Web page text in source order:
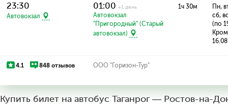
23:30
Автовокзал
01:00+1 день
Автовокзал
"Пригородный" (Старый
автовокзал)
1ч 30м
Пн,
сб,
(по
16.08
4.1 848 отзывов ООО "Горизон-Тур"
Купить билет на автобус Таганрог — Ростов-на-